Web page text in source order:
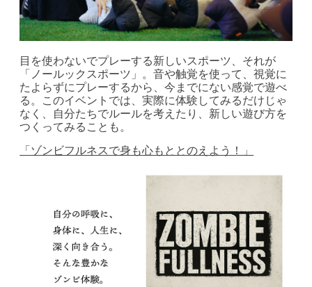
目を使わないでプレーする新しいスポーツ、それが
「ノールックスポーツ」。音や触覚を使って、視覚に
たよらずにプレーするから、今までにない感覚で遊べ
る。このイベントでは、実際に体験してみるだけじゃ
なく、自分たちでルールを考えたり、新しい遊び方を
つくってみることも。
「ゾンビフルネスで身も心もととのえよう！」